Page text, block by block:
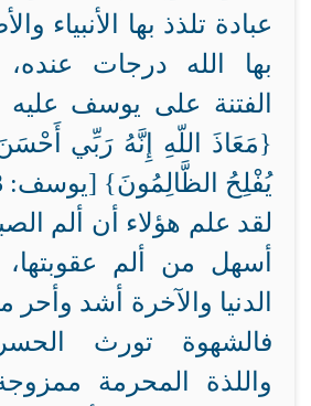
عبادة تلذذ بها الأنبياء
بها الله درجات
الفتنة على يوسف عليه
{مَعَاذَ اللّهِ إِنَّهُ رَبِّي
يُفْلِحُ الظَّالِمُونَ} [يوسف: 23].
لقد علم هؤلاء أن ألم
أسهل من ألم
الدنيا والآخرة أشد وأحر
فالشهوة تورث
واللذة المحرمة